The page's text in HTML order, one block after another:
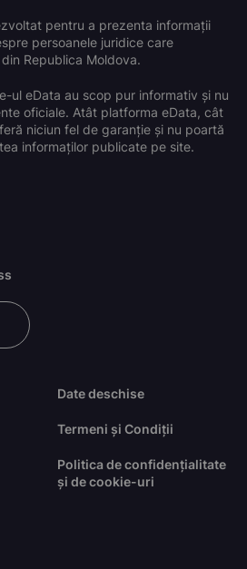
pentru a prezenta informații
persoanele juridice care
Republica Moldova.
ul eData au scop pur informativ și nu
oficiale. Atât platforma eData, cât
niciun fel de garanție și nu poartă
informaților publicate pe site.
Date deschise
Termeni și Condiții
Politica de confidențialitate
și de cookie-uri